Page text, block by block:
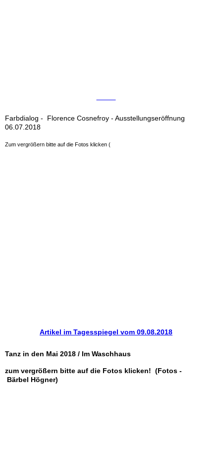
Farbdialog - Florence Cosnefroy - Ausstellungseröffnung
06.07.2018
Zum vergrößern bitte auf die Fotos klicken (
Artikel im Tagesspiegel vom 09.08.2018
Tanz in den Mai 2018 / Im Waschhaus
zum vergrößern bitte auf die Fotos klicken! (Fotos -
Bärbel Högner)